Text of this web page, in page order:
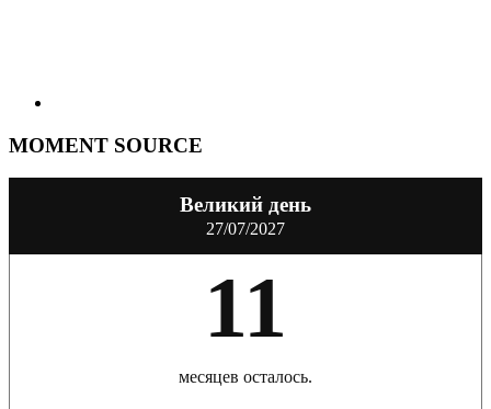
MOMENT SOURCE
Великий день
27/07/2027
11
месяцев осталось.